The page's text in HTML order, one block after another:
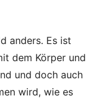
anders. Es ist
dem Körper und
und doch auch
wird, wie es